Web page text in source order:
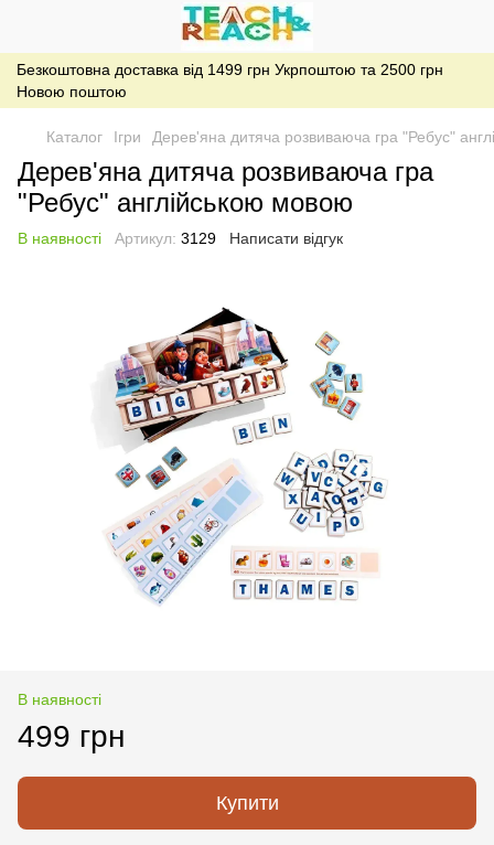
Безкоштовна доставка від 1499 грн Укрпоштою та 2500 грн
Новою поштою
Каталог Ігри Дерев'яна дитяча розвиваюча гра "Ребус"
Дерев'яна дитяча розвиваюча гра
"Ребус" англійською мовою
В наявності Артикул: 3129 Написати відгук
В наявності
499 грн
Купити